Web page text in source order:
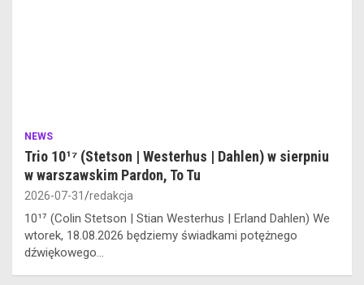
NEWS
Trio 10¹⁷ (Stetson | Westerhus | Dahlen) w sierpniu
w warszawskim Pardon, To Tu
2026-07-31 redakcja
10¹⁷ (Colin Stetson | Stian Westerhus | Erland Dahlen) We
wtorek, 18.08.2026 będziemy świadkami potężnego
dźwiękowego…